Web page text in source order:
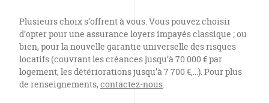
Plusieurs choix s’offrent à vous. Vous pouvez choisir
d’opter pour une assurance loyers impayés classique ; ou
bien, pour la nouvelle garantie universelle des risques
locatifs (couvrant les créances jusqu’à 70 000 € par
logement, les détériorations jusqu’à 7 700 €,…). Pour plus
de renseignements, contactez-nous.